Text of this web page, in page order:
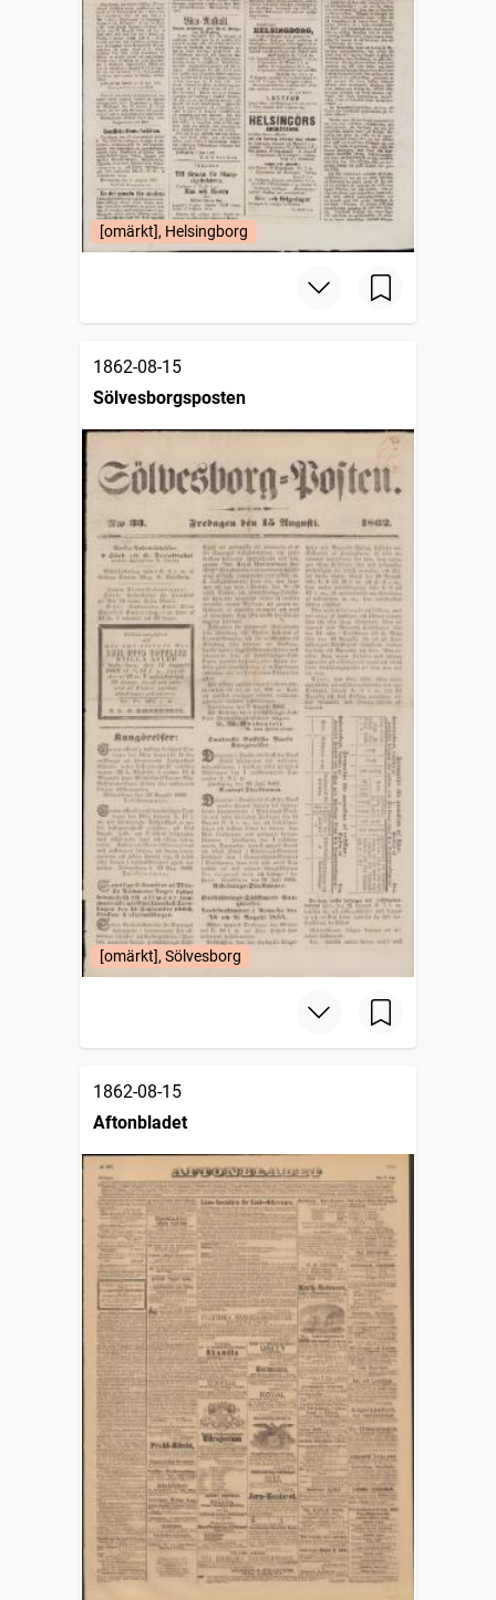
[omärkt], Helsingborg
1862-08-15
Sölvesborgsposten
[omärkt], Sölvesborg
1862-08-15
Aftonbladet